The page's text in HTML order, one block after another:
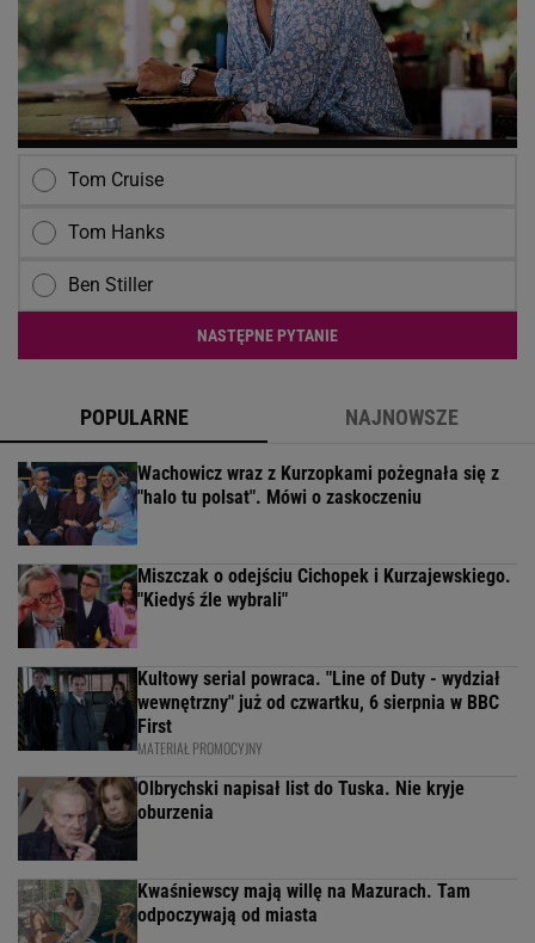
Tom Cruise
Tom Hanks
Ben Stiller
NASTĘPNE PYTANIE
POPULARNE NAJNOWSZE
Wachowicz wraz z Kurzopkami pożegnała się z
"halo tu polsat". Mówi o zaskoczeniu
Miszczak o odejściu Cichopek i Kurzajewskiego.
"Kiedyś źle wybrali"
Kultowy serial powraca. "Line of Duty - wydział
wewnętrzny" już od czwartku, 6 sierpnia w BBC
First
MATERIAŁ PROMOCYJNY
Olbrychski napisał list do Tuska. Nie kryje
oburzenia
Kwaśniewscy mają willę na Mazurach. Tam
odpoczywają od miasta